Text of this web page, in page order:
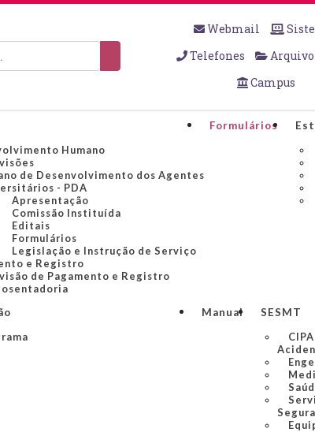
Webmail
Telefones
Campus
Humano
de Desenvolvimento dos Agentes
- PDA
Apresentação
Comissão Instituída
Editais
Formulários
Legislação e Instrução de Serviço
e Registro
de Pagamento e Registro
Formulários
Manual
SESMT